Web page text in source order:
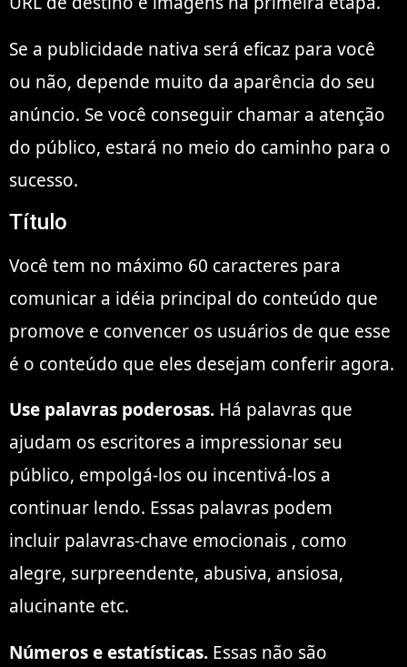
Se a publicidade nativa será eficaz para você
ou não, depende muito da aparência do seu
anúncio. Se você conseguir chamar a atenção
do público, estará no meio do caminho para o
sucesso.
Título
Você tem no máximo 60 caracteres para
comunicar a idéia principal do conteúdo que
promove e convencer os usuários de que esse
é o conteúdo que eles desejam conferir agora.
Use palavras poderosas. Há palavras que
ajudam os escritores a impressionar seu
público, empolgá-los ou incentivá-los a
continuar lendo. Essas palavras podem
incluir palavras-chave emocionais , como
alegre, surpreendente, abusiva, ansiosa,
alucinante etc.
Números e estatísticas. Essas não são